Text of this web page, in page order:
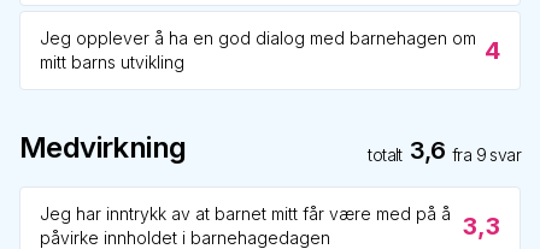
Jeg opplever å ha en god dialog med barnehagen om
mitt barns utvikling
4
Medvirkning totalt 3,6 fra 9 svar
Jeg har inntrykk av at barnet mitt får være med på å
påvirke innholdet i barnehagedagen
3,3